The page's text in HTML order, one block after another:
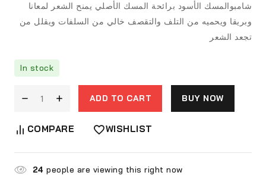
شامبوالمسك الأسود برائحة المسك الأصلي يمنح الشعر لمعانا
وبريقا ويحميه من التلف والتقصف خالي من السلفات ويقلل من
تجعد الشعر
In stock
ADD TO CART BUY NOW
COMPARE WISHLIST
24 people are viewing this right now